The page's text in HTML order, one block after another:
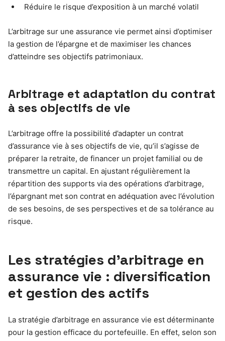
Réduire le risque d’exposition à un marché volatil
L’arbitrage sur une assurance vie permet ainsi d’optimiser
la gestion de l’épargne et de maximiser les chances
d’atteindre ses objectifs patrimoniaux.
Arbitrage et adaptation du contrat
à ses objectifs de vie
L’arbitrage offre la possibilité d’adapter un contrat
d’assurance vie à ses objectifs de vie, qu’il s’agisse de
préparer la retraite, de financer un projet familial ou de
transmettre un capital. En ajustant régulièrement la
répartition des supports via des opérations d’arbitrage,
l’épargnant met son contrat en adéquation avec l’évolution
de ses besoins, de ses perspectives et de sa tolérance au
risque.
Les stratégies d’arbitrage en
assurance vie : diversification
et gestion des actifs
La stratégie d’arbitrage en assurance vie est déterminante
pour la gestion efficace du portefeuille. En effet, selon son